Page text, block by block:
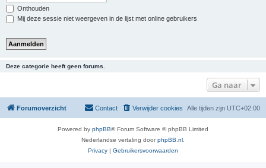
Onthouden
Mij deze sessie niet weergeven in de lijst met online gebruikers
Deze categorie heeft geen forums.
Ga naar
Forumoverzicht Alle tijden zijn UTC+02:00
Verwijder cookies
Contact
Powered by phpBB® Forum Software © phpBB Limited
Nederlandse vertaling doorphpBB.nl
Privacy | Gebruikersvoorwaarden